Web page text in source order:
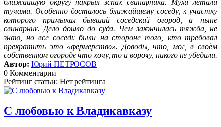
ближайшую округу накрыл запах свинарника. Мухи летали
тучами. Особенно досталось ближайшему соседу, к участку
которого примыкал бывший соседский огород, а ныне
свинарник. Дело дошло до суда. Чем закончилась тяжба, не
знаю, но все соседи были на стороне того, кто требовал
прекратить это «фермерство». Доводы, что, мол, в своём
собственном огороде что хочу, то и ворочу, никого не убедили.
Автор: Юрий ПЕТРОСОВ
0 Комментарии
Рейтинг статьи: Нет рейтинга
С любовью к Владикавказу